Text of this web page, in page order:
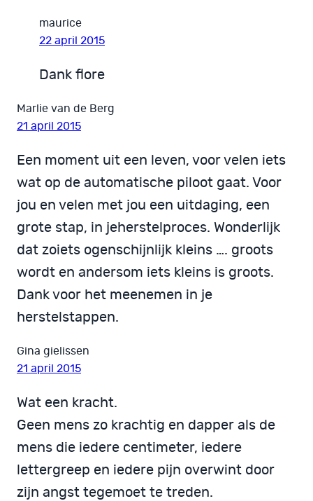
maurice
22 april 2015
Dank flore
Marlie van de Berg
21 april 2015
Een moment uit een leven, voor velen iets
wat op de automatische piloot gaat. Voor
jou en velen met jou een uitdaging, een
grote stap, in jeherstelproces. Wonderlijk
dat zoiets ogenschijnlijk kleins …. groots
wordt en andersom iets kleins is groots.
Dank voor het meenemen in je
herstelstappen.
Gina gielissen
21 april 2015
Wat een kracht.
Geen mens zo krachtig en dapper als de
mens die iedere centimeter, iedere
lettergreep en iedere pijn overwint door
zijn angst tegemoet te treden.